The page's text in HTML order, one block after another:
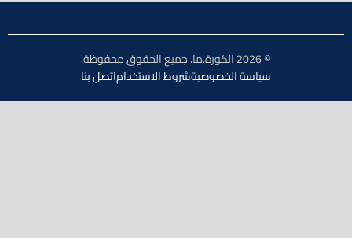
سياسة الخصوصيةشروط الاستخداماتصل بنا